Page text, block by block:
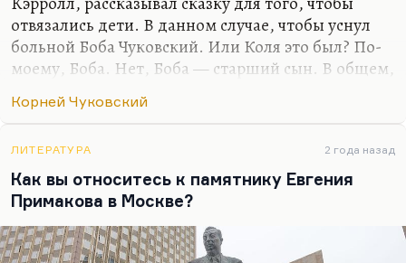
отвязались дети. В данном случае, чтобы уснул
больной Боба Чуковский. Или Коля это был? По-
моему, Боба. Нет, Боба — старший сын. В общем,
надо было, чтобы Коля заснул. И он начал просто
бормотать любую приходящую в голову ерунду:
Жил да был крокодил,
Он по улицам ходил,
Папиросы курил,
По-турецки говорил.
Корней Чуковский
ЛИТЕРАТУРА 2 года назад
Как вы относитесь к памятнику Евгения
Примакова в Москве?